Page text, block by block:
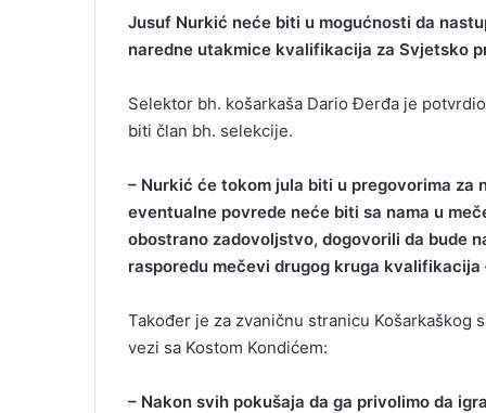
Jusuf Nurkić neće biti u mogućnosti da
naredne utakmice kvalifikacija za Svjetsko
Selektor bh. košarkaša Dario Đerđa je
biti član bh. selekcije.
– Nurkić će tokom jula biti u pregovorima za
eventualne povrede neće biti sa nama u
obostrano zadovoljstvo, dogovorili da bude
rasporedu mečevi drugog kruga kvalifikacija
Također je za zvaničnu stranicu Košarkaškog
vezi sa Kostom Kondićem:
– Nakon svih pokušaja da ga privolimo da